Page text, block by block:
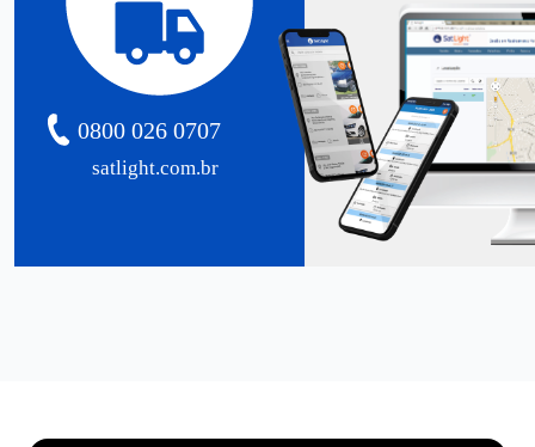
satlight.com.br
0800 026 0707